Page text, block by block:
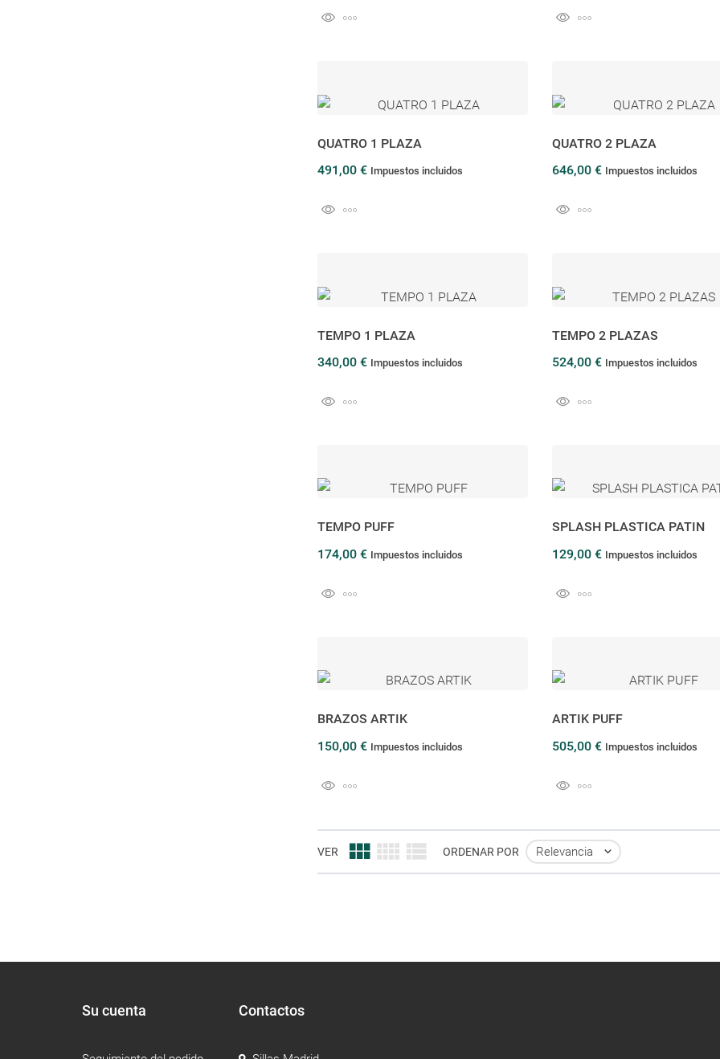
QUATRO 1 PLAZA
491,00 € Impuestos incluidos
QUATRO 2 PLAZA
646,00 € Impuestos incluidos
TEMPO 1 PLAZA
340,00 € Impuestos incluidos
TEMPO 2 PLAZAS
524,00 € Impuestos incluidos
TEMPO PUFF
174,00 € Impuestos incluidos
SPLASH PLASTICA PATIN
129,00 € Impuestos incluidos
BRAZOS ARTIK
150,00 € Impuestos incluidos
ARTIK PUFF
505,00 € Impuestos incluidos
VER ORDENAR POR Relevancia 
Su cuenta Contactos